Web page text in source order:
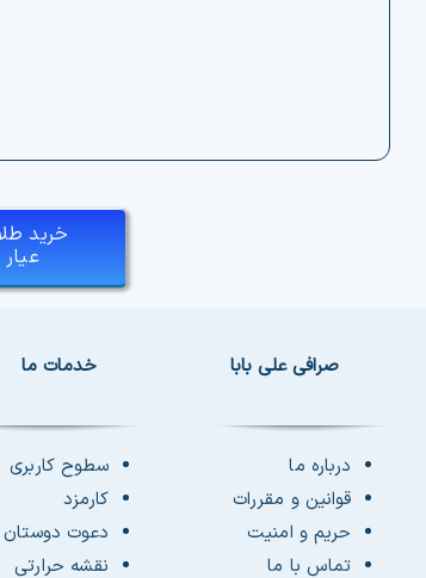
عیار
صرافی علی بابا
درباره ما
قوانین و مقررات
حریم و امنیت
تماس با ما
خدمات ما
سطوح کاربری
کارمزد
دعوت دوستان
نقشه حرارتی